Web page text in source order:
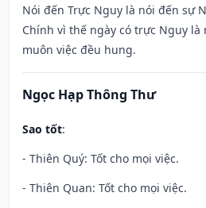
Nói đến Trực Nguy là nói đến sự
Chính vì thế ngày có trực Nguy là
muôn việc đều hung.
Ngọc Hạp Thông Thư
Sao tốt:
- Thiên Quý: Tốt cho mọi việc.
- Thiên Quan: Tốt cho mọi việc.